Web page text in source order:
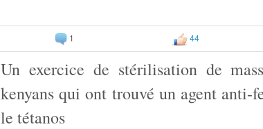
1 44
Un exercice de stérilisation de
kenyans qui ont trouvé un agent
le tétanos